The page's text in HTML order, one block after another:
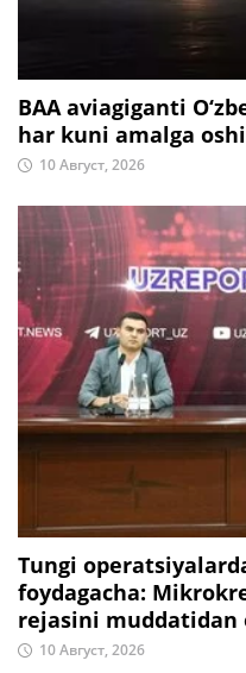
BAA aviagiganti
har kuni amalga
10 Август, 2026
Tungi
foydagacha:
rejasini muddatidan
10 Август, 2026